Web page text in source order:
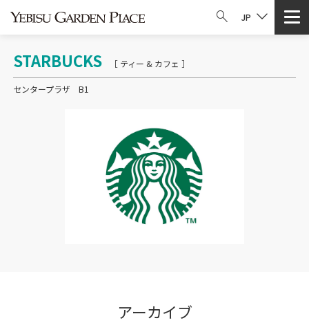
JP
STARBUCKS ［ ティー & カフェ ］
センタープラザ B1
アーカイブ